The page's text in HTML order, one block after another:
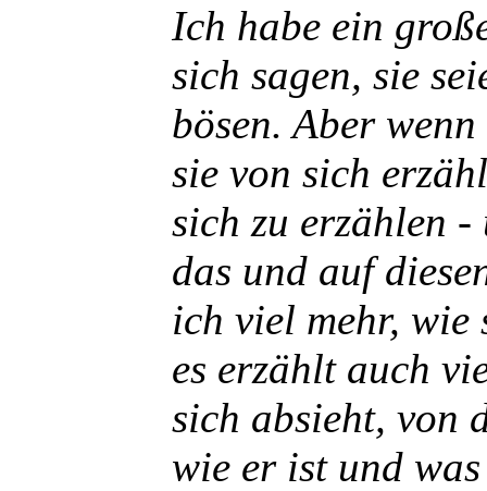
Ich habe ein
sich sagen, sie
bösen. Aber
sie von sich
sich zu erzählen
das und auf
ich viel mehr, wie
es erzählt auch
sich absieht, von
wie er ist und